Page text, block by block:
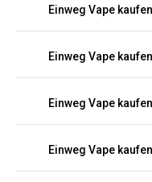
Einweg Vape
Einweg Vape kaufen
Einweg Vape
Einweg Vape